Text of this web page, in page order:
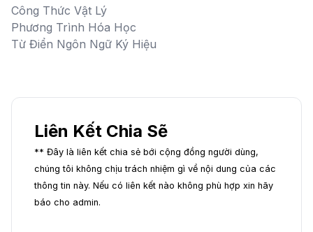
Công Thức Vật Lý
Phương Trình Hóa Học
Từ Điển Ngôn Ngữ Ký Hiệu
Liên Kết Chia Sẽ
** Đây là liên kết chia sẻ bới cộng đồng người dùng,
chúng tôi không chịu trách nhiệm gì về nội dung của các
thông tin này. Nếu có liên kết nào không phù hợp xin hãy
báo cho admin.